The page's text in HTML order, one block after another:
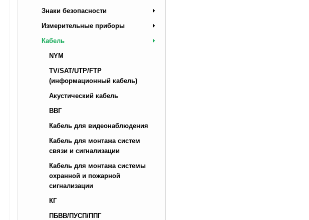
Знаки безопасности
Измерительные приборы
Кабель
NYM
TV/SAT/UTP/FTP
(информационный кабель)
Акустический кабель
ВВГ
Кабель для видеонаблюдения
Кабель для монтажа систем
связи и сигнализации
Кабель для монтажа системы
охранной и пожарной
сигнализации
КГ
ПБВВ/ПУСП/ППГ